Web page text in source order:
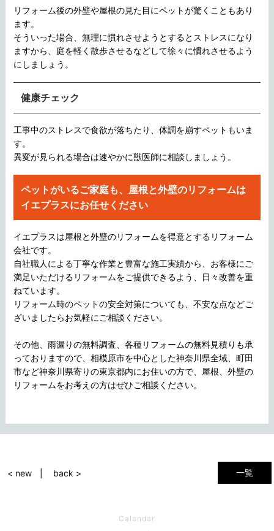
リフォーム後の外壁や屋根の見た目にペットが驚くこともあり
ます。
そういった場合、無理に慣れさせようとするとストレスになり
ますから、庭を軽く散歩させるなどして徐々に慣れさせるよう
にしましょう。
健康チェック
工事中のストレスで食欲が落ちたり、体調を崩すペットもいま
す。
異変が見られる場合は速やかに獣医師に相談しましょう。
ペットがいるご家庭も、屋根と外壁のリフォームは
イエプラスにお任せください
イエプラスは屋根と外壁のリフォームを得意とするリフォーム
会社です。
自社職人による丁寧な作業と豊富な施工実績から、お客様にご
満足いただけるリフォームをご提供できるよう、日々改善を重
ねています。
リフォーム時のペットの安全対策についても、不安な点などご
ざいましたらお気軽にご相談ください。
その他、雨漏りの無料調査、各種リフォームの無料見積りも承
っておりますので、相模原市を中心とした神奈川県全域、町田
市など神奈川県寄りの東京都内にお住いの方で、屋根、外壁の
リフォームをお考えの方はぜひご相談ください。
一覧
< new back >
Calender